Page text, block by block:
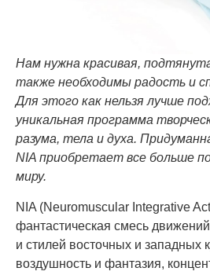
Нам нужна красивая,
также необходимы радость и
Для этого как нельзя лучше
уникальная программа
разума, тела и духа.
NIA приобретает все больше
миру.
NIA (Neuromuscular Integrative
фантастическая смесь
и стилей восточных и западных
воздушность и фантазия,